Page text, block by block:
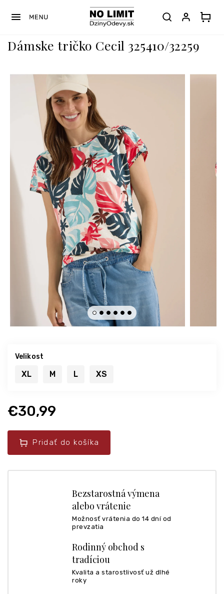
Dámske tričko Cecil 325410/32259
€30,99
Pridať do košíka
Velikost
XL M L XS
Bezstarostná výmena
alebo vrátenie
Možnosť vrátenia do 14 dní od
prevzatia
Rodinný obchod s
tradíciou
Kvalita a starostlivosť už dlhé
roky